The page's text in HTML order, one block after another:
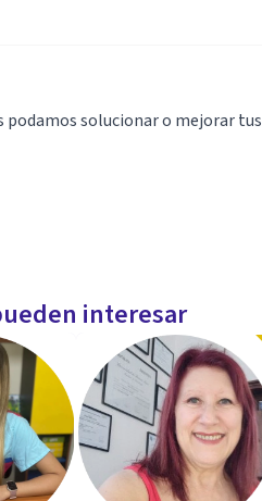
podamos solucionar o mejorar tus
interesar